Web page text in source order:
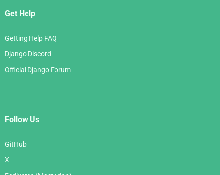
Get Help
Getting Help FAQ
Django Discord
Official Django Forum
Follow Us
GitHub
X